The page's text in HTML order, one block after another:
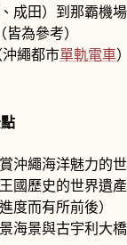
成田）到那霸機
為參考）
沖繩都市單軌電車
賞沖繩海洋魅力的
王國歷史的世界遺
度而有所前後）
海景與古宇利大橋